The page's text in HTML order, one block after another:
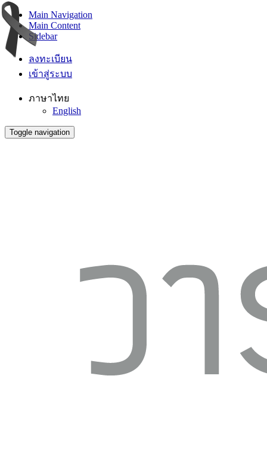
Main Navigation
Main Content
Sidebar
ลงทะเบียน
เข้าสู่ระบบ
ภาษาไทย
English
Toggle navigation